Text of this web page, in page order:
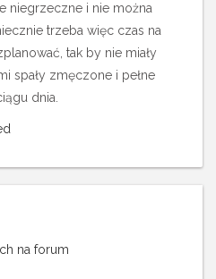
niegrzeczne i nie można
trzeba więc czas na
tak by nie miały
spały zmęczone i pełne
dnia.
na forum